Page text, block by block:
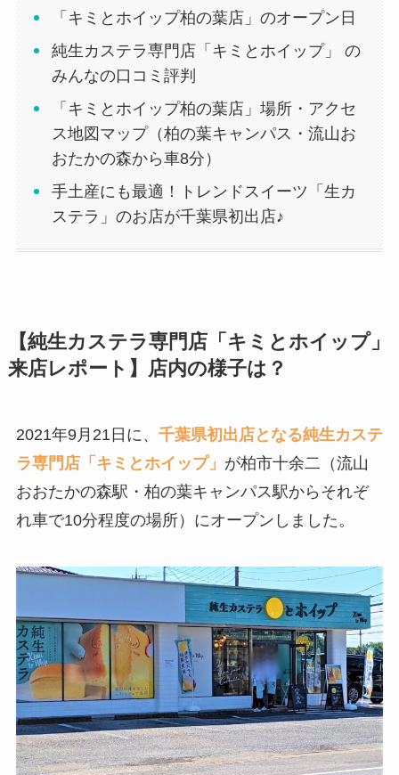
「キミとホイップ柏の葉店」のオープン日
純生カステラ専門店「キミとホイップ」 の
みんなの口コミ評判
「キミとホイップ柏の葉店」場所・アクセ
ス地図マップ（柏の葉キャンパス・流山お
おたかの森から車8分）
手土産にも最適！トレンドスイーツ「生カ
ステラ」のお店が千葉県初出店♪
【純生カステラ専門店「キミとホイップ」
来店レポート】店内の様子は？
2021年9月21日に、 千葉県初出店となる純生カステ
ラ専門店「キミとホイップ」 が柏市十余二（流山
おおたかの森駅・柏の葉キャンパス駅からそれぞ
れ車で10分程度の場所）にオープンしました。